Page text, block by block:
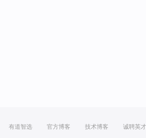
有道智选 官方博客 技术博客 诚聘英才